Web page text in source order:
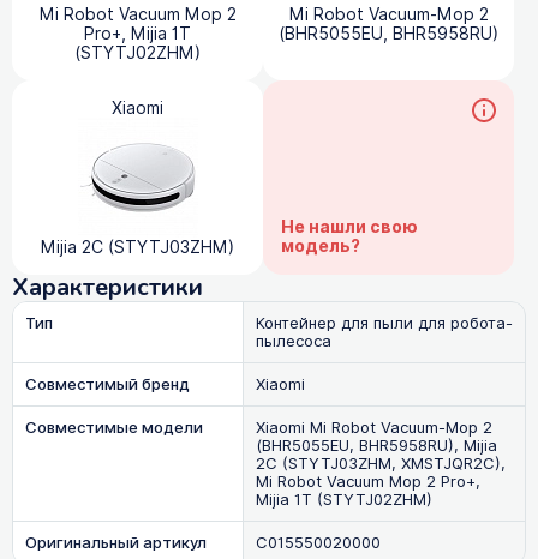
Mi Robot Vacuum Mop 2
Pro+, Mijia 1T
(STYTJ02ZHM)
Mi Robot Vacuum-Mop 2
(BHR5055EU, BHR5958RU)
Xiaomi
Mijia 2C (STYTJ03ZHM)
Не нашли свою
модель?
Характеристики
Тип Контейнер для пыли для робота-
пылесоса
Совместимый бренд
Xiaomi
Совместимые модели
Xiaomi Mi Robot Vacuum-Mop 2
(BHR5055EU, BHR5958RU), Mijia
2C (STYTJ03ZHM, XMSTJQR2C),
Mi Robot Vacuum Mop 2 Pro+,
Mijia 1T (STYTJ02ZHM)
Оригинальный артикул
C015550020000